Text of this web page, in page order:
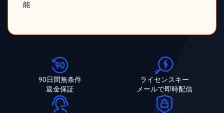
能
90日間無条件
返金保証
ライセンスキー
メールで即時配信